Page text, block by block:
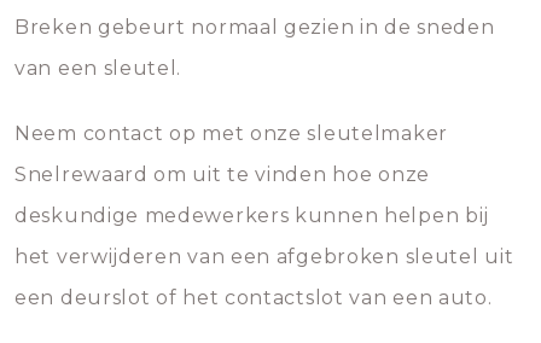
Breken gebeurt normaal gezien in de sneden
van een sleutel.
Neem contact op met onze sleutelmaker
Snelrewaard om uit te vinden hoe onze
deskundige medewerkers kunnen helpen bij
het verwijderen van een afgebroken sleutel uit
een deurslot of het contactslot van een auto.